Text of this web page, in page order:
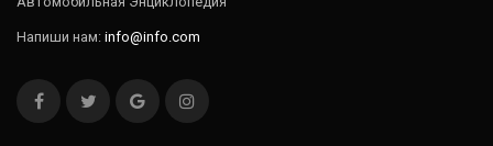
Напиши нам: info@info.com